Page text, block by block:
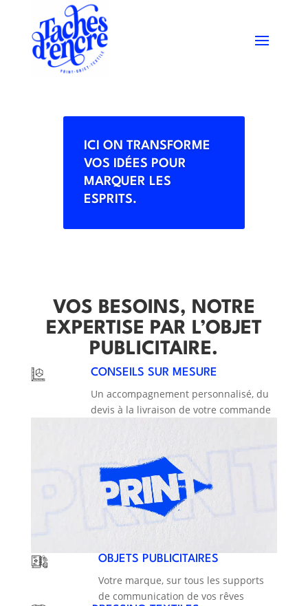
ICI ON TRANSFORME
VOS IDÉES POUR
MARQUER LES
ESPRITS.
VOS BESOINS, NOTRE
EXPERTISE PAR L’OBJET
PUBLICITAIRE.
CONSEILS SUR MESURE
Un accompagnement personnalisé, du
devis à la livraison de votre commande
OBJETS PUBLICITAIRES
Votre marque, sur tous les supports
de communication de vos rêves